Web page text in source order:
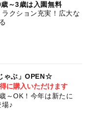
～3歳は入園無料
クション充実！広大な
ゃぶ」OPEN☆
に購入いただけます
～OK！今年は新たに
場♪